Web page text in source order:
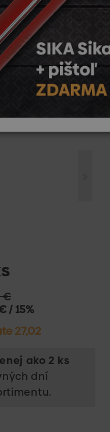
€
/ 15%
27,02
ako 2 ks
dní